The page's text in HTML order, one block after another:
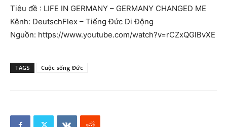
Tiêu đề : LIFE IN GERMANY – GERMANY CHANGED ME
Kênh: DeutschFlex – Tiếng Đức Di Động
Nguồn: https://www.youtube.com/watch?v=rCZxQGlBvXE
TAGS Cuộc sống Đức